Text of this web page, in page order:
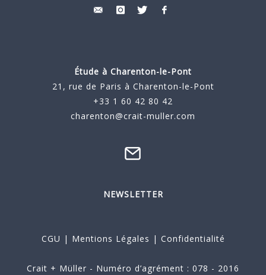
Étude à Charenton-le-Pont
21, rue de Paris à Charenton-le-Pont
+33 1 60 42 80 42
charenton@crait-muller.com
NEWSLETTER
CGU | Mentions Légales | Confidentialité
Crait + Müller - Numéro d’agrément : 078 - 2016